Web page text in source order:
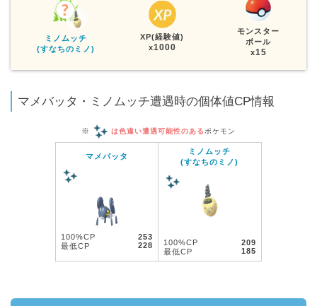
ミノムッチ
(すなちのミノ)
XP(経験値)
x1000
モンスター
ボール
x15
マメバッタ・ミノムッチ遭遇時の個体値CP情報
※ は色違い遭遇可能性のある ポケモン
マメバッタ
100%CP
253
最低CP
228
ミノムッチ
(すなちのミノ)
100%CP
209
最低CP
185